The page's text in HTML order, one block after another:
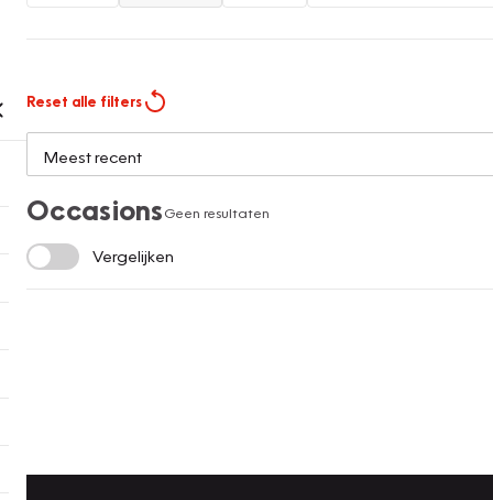
Reset alle filters
OccasionsGeen resultaten
Vergelijken